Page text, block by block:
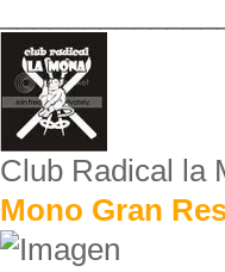
Club Radical la
Mono Gran